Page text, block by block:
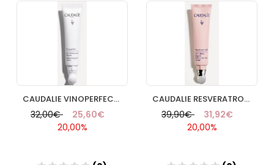
CAUDALIE VINOPERFECT OJOS ILUMINADOR
32,00€
25,60€
20,00%
CAUDALIE RESVERATROL LIFTING OJOS
39,90€
31,92€
20,00%